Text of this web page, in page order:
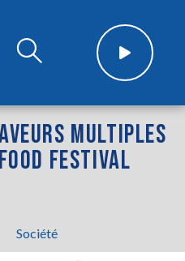
MULTIPLES
FESTIVAL
Société